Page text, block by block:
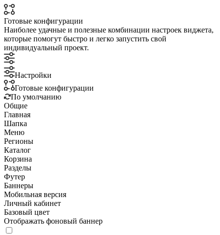
Готовые конфигурации
Наиболее удачные и полезные комбинации настроек виджета,
которые помогут быстро и легко запустить свой
индивидуальный проект.
Настройки
Готовые конфигурации
По умолчанию
Общие
Главная
Шапка
Меню
Регионы
Каталог
Корзина
Разделы
Футер
Баннеры
Мобильная версия
Личный кабинет
Базовый цвет
Отображать фоновый баннер